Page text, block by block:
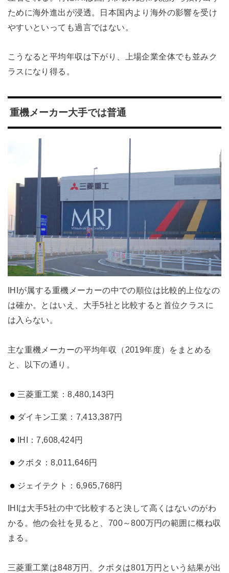
ために海外進出が浸透。日本国内より海外の影響を受け
やすいといっても過言ではない。
こうなると平均年収は下がり、上場企業全体でも並みク
ラスになり得る。
重機メーカー大手では普通
IHIが属する重機メーカーの中での順位は比較的上位なの
は確か。とはいえ、大手5社と比較すると首位クラスに
は入らない。
主な重機メーカーの平均年収（2019年度）をまとめる
と、以下の通り。
三菱重工業：8,480,143円
ダイキン工業：7,413,387円
IHI：7,608,424円
クボタ：8,011,646円
ジェイテクト：6,965,768円
IHIは大手5社の中で比較すると決して高くはないのがわ
かる。他の会社を見ると、700～800万円の範囲に概ね収
まる。
三菱重工業は848万円、クボタは801万円という結果が出